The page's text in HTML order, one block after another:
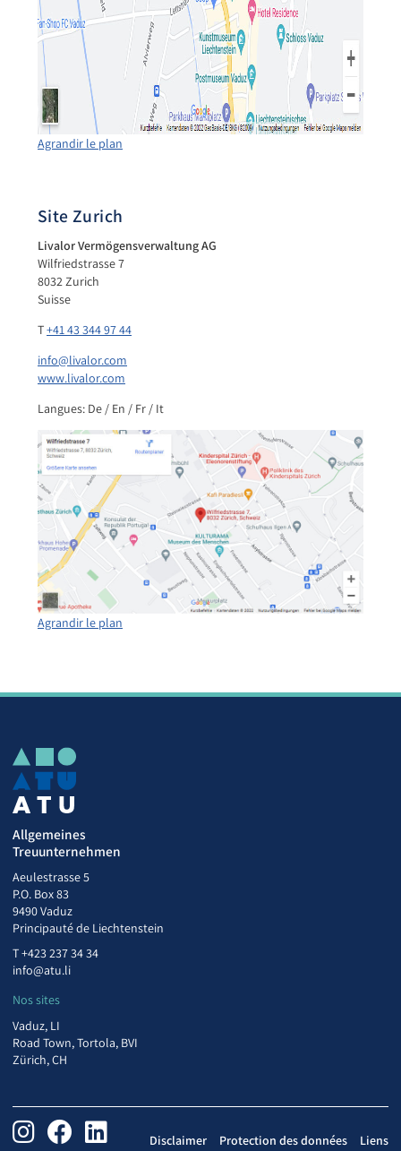
Agrandir le plan
Site Zurich
Livalor Vermögensverwaltung AG
Wilfriedstrasse 7
8032 Zurich
Suisse
T+41 43 344 97 44
info@livalor.com
www.livalor.com
Langues: De / En / Fr / It
Agrandir le plan
Allgemeines
Treuunternehmen
Aeulestrasse 5
P.O. Box 83
9490 Vaduz
Principauté de Liechtenstein
T+423 237 34 34
info@atu.li
Nos sites
Vaduz, LI
Road Town, Tortola, BVI
Zürich, CH
Disclaimer Protection des données Liens